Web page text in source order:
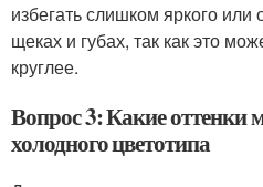
избегать слишком яркого
щеках и губах, так как это
круглее.
Вопрос 3: Какие оттенки
холодного цветотипа